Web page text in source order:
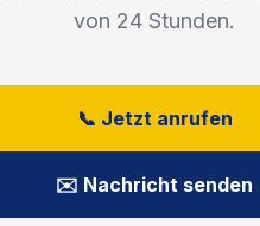
von 24 Stunden.
📞 Jetzt anrufen
✉️ Nachricht senden